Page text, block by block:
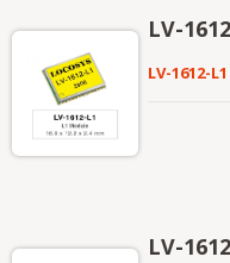
LV-
LV-1612-L1
LV-